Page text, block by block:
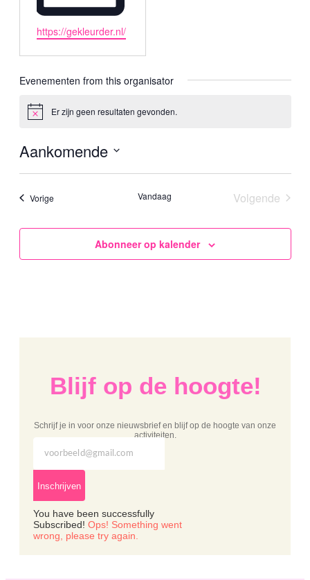
Website
https://gekleurder.nl/
Evenementen from this organisator
BerichtEr zijn geen resultaten gevonden.
Aankomende
datum.
VorigeEvenementen Vandaag
Volgende
Abonneer op kalender
Blijf op de hoogte!
Schrijf je in voor onze nieuwsbrief en blijf op de hoogte van onze
activiteiten.
Inschrijven
You have been successfully
Subscribed! Ops! Something went
wrong, please try again.